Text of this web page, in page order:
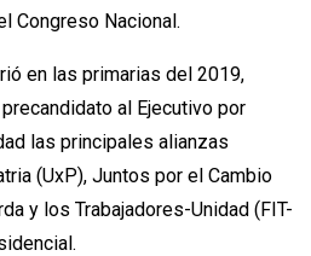
Congreso Nacional.
en las primarias del 2019,
al Ejecutivo por
las principales alianzas
(UxP), Juntos por el Cambio
y los Trabajadores-Unidad (FIT-